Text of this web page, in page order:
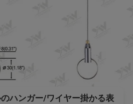
ハンガー/ワイヤー掛かる表